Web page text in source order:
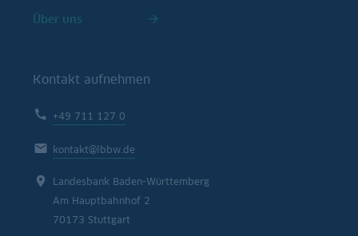
Über uns
Kontakt aufnehmen
+49 711 127 0
kontakt@lbbw.de
Landesbank Baden-Württemberg
Am Hauptbahnhof 2
70173 Stuttgart